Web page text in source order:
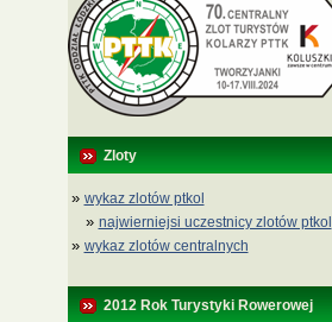
Zloty
» wykaz zlotów ptkol
» najwierniejsi uczestnicy zlotów ptkol
» wykaz zlotów centralnych
2012 Rok Turystyki Rowerowej